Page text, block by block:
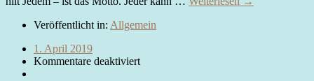
Veröffentlicht in: Allgemein
1. April 2019
Kommentare deaktiviert